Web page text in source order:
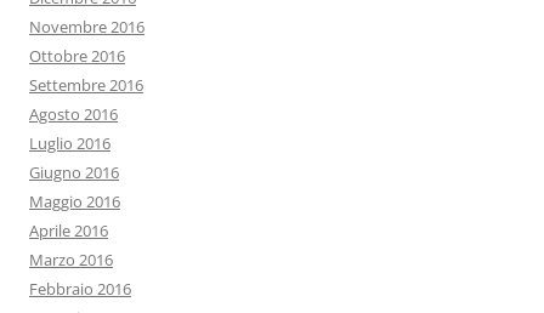
Novembre 2016
Ottobre 2016
Settembre 2016
Agosto 2016
Luglio 2016
Giugno 2016
Maggio 2016
Aprile 2016
Marzo 2016
Febbraio 2016